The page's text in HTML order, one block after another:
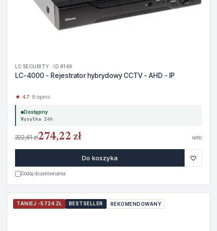
LC SECURITY · ID 8149
LC-4000 - Rejestrator hybrydowy CCTV - AHD - IP
★ 4.7· 8 opinii
Dostępny
Wysyłka 24h
322,61 zł274,22 zł netto
Do koszyka ♡
Dodaj do porównania
TANIEJ -5724 ZŁ BESTSELLER REKOMENDOWANY